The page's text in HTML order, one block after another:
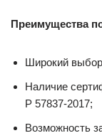
Преимущества
Широкий
Наличие
Р 57837-2017;
Возможность